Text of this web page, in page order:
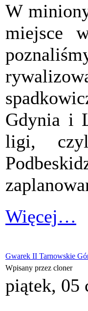
W
miejsce
Gdynia i
ligi,
Więcej…
Gwarek II Tarnowskie
Wpisany przez cloner
piątek, 05